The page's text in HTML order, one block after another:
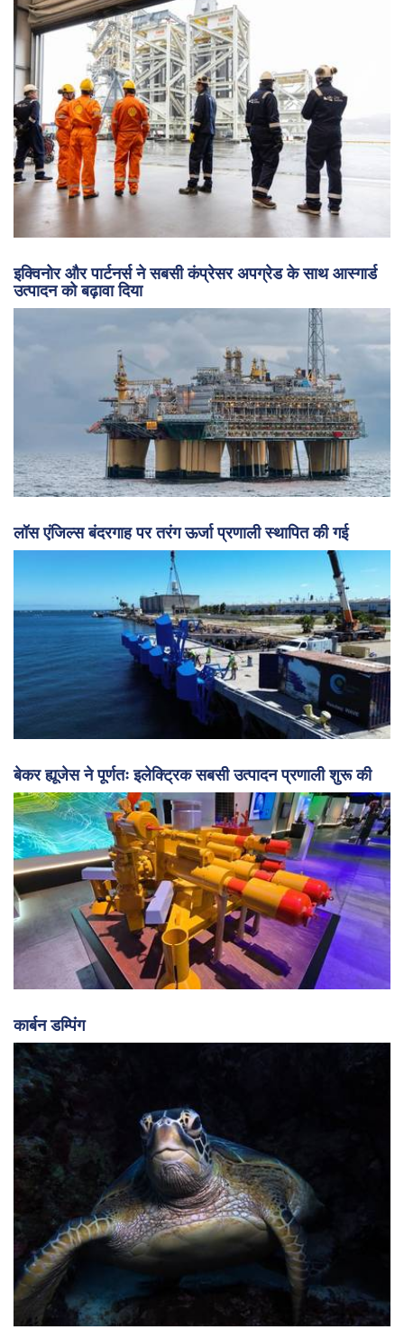
इक्विनोर और पार्टनर्स ने सबसी कंप्रेसर अपग्रेड के साथ आस्गार्ड
उत्पादन को बढ़ावा दिया
लॉस एंजिल्स बंदरगाह पर तरंग ऊर्जा प्रणाली स्थापित की गई
बेकर ह्यूजेस ने पूर्णतः इलेक्ट्रिक सबसी उत्पादन प्रणाली शुरू की
कार्बन डम्पिंग